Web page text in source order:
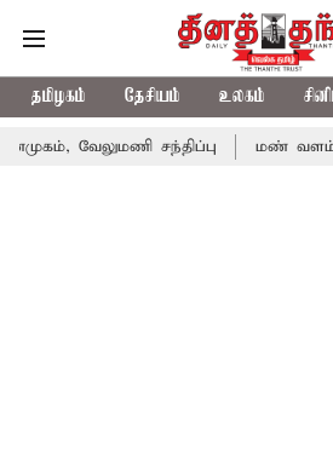
தமிழகம் தேசியம் உலகம்
சந்திப்பு மண் வளம் பாதுகாக்க